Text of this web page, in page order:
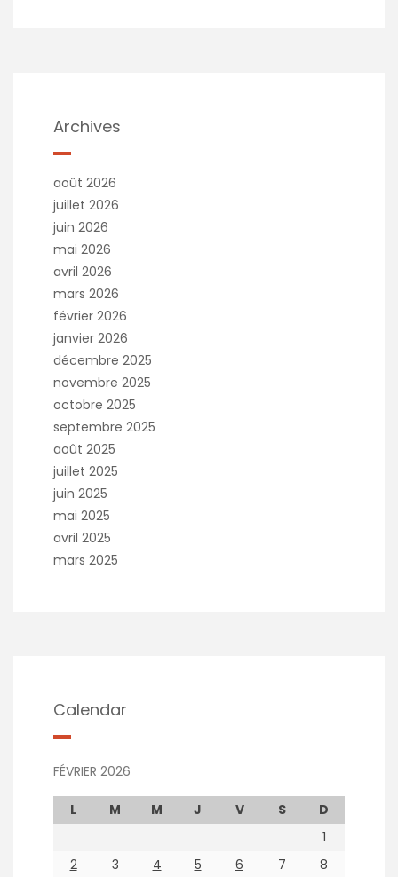
Archives
août 2026
juillet 2026
juin 2026
mai 2026
avril 2026
mars 2026
février 2026
janvier 2026
décembre 2025
novembre 2025
octobre 2025
septembre 2025
août 2025
juillet 2025
juin 2025
mai 2025
avril 2025
mars 2025
Calendar
FÉVRIER 2026
L M M J V S
D
1
2
3 4 5 6 7
8